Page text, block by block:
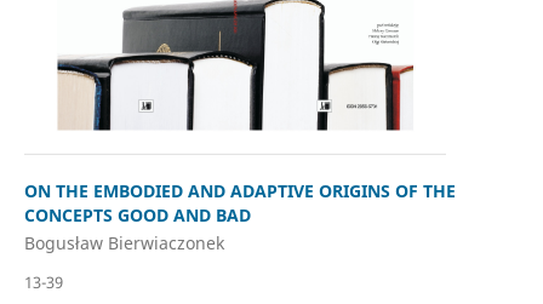
ON THE EMBODIED AND ADAPTIVE ORIGINS OF THE
CONCEPTS GOOD AND BAD
Bogusław Bierwiaczonek
13-39